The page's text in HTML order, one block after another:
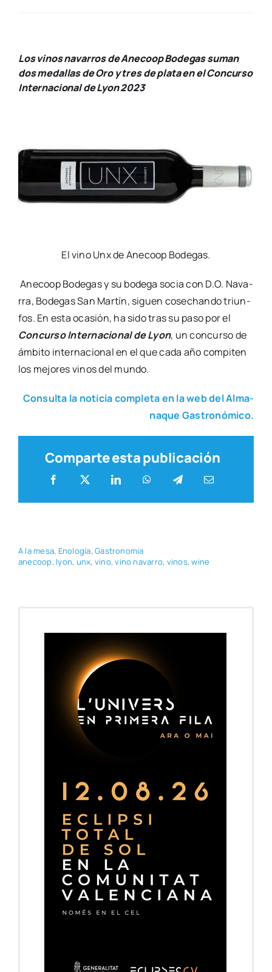
Los vinos navarros de Anecoop Bodegas suman
dos medallas de Oro y tres de plata en el Concurso
Internacional de Lyon 2023
El vino Unx de Ane­co­op Bode­gas.
Ane­co­op Bode­gas y su bode­ga socia con D.O. Nava­
rra, Bode­gas San Mar­tín, siguen cose­chan­do triun­
fos. En esta oca­sión, ha sido tras su paso por el
Con­cur­so Inter­na­cio­nal de Lyon, un con­cur­so de
ámbi­to inter­na­cio­nal en el que cada año com­pi­ten
los mejo­res vinos del mun­do.
Con­sul­ta la noti­cia com­ple­ta en la web del Alma­
na­que Gas­tro­nó­mi­co.
Comparte esta publicación
A la mesa, Eno­lo­gía,Gas­tro­no­mía
ane­co­op, lyon, unx, vino,vino nava­rro, vinos,wine